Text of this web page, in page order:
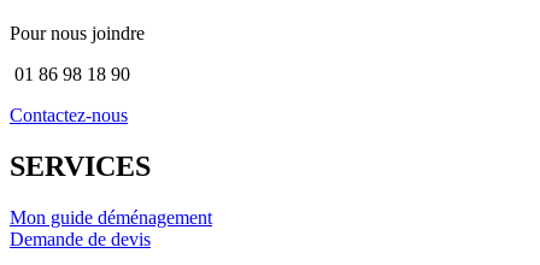
Pour nous joindre
01 86 98 18 90
Contactez-nous
SERVICES
Mon guide déménagement
Demande de devis